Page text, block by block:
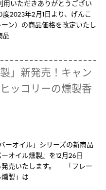
用いただきありがとうござい
度2023年2月1日より、げんこ
ン）の商品価格を改定いたし
品
」新発売！キャン
ッコリーの燻製香
ーオイル」シリーズの新商品
ーオイル燻製』を12月26日
発売いたします。 「フレー
燻製」は